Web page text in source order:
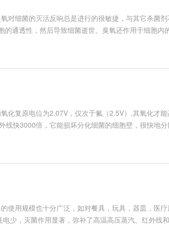
细菌的灭活反响总是进行的很敏捷，与其它杀菌剂
通透性，然后导致细菌逝世。臭氧还作用于细胞内
复原电位为2.07V，仅次于氟（2.5V）,其氧化才
快3000倍，它能损坏分化细菌的细胞壁，很快地
用规模也十分广泛，如对餐具，玩具，器皿，医
，灭菌作用显著，弥补了高温高压蒸汽、红外线和